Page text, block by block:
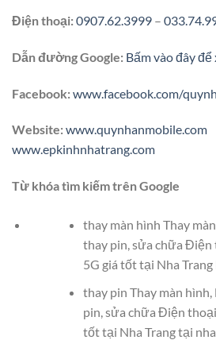
Điện thoại:0907.62.3999 –
Dẫn đường Google: Bấm vào đây
Facebook:www.facebook.com/
Website:www.quynhanmobile.com
www.epkinhnhatrang.com
Từ khóa tìm kiếm trên Google
thay màn hình Thay
thay pin, sửa chữa Điện
5G giá tốt tại Nha
thay pin Thay màn
pin, sửa chữa Điện
tốt tại Nha Trang tại